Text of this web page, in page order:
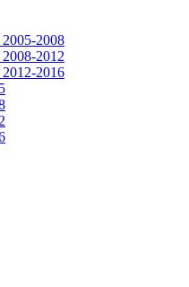
2008
2012
2016